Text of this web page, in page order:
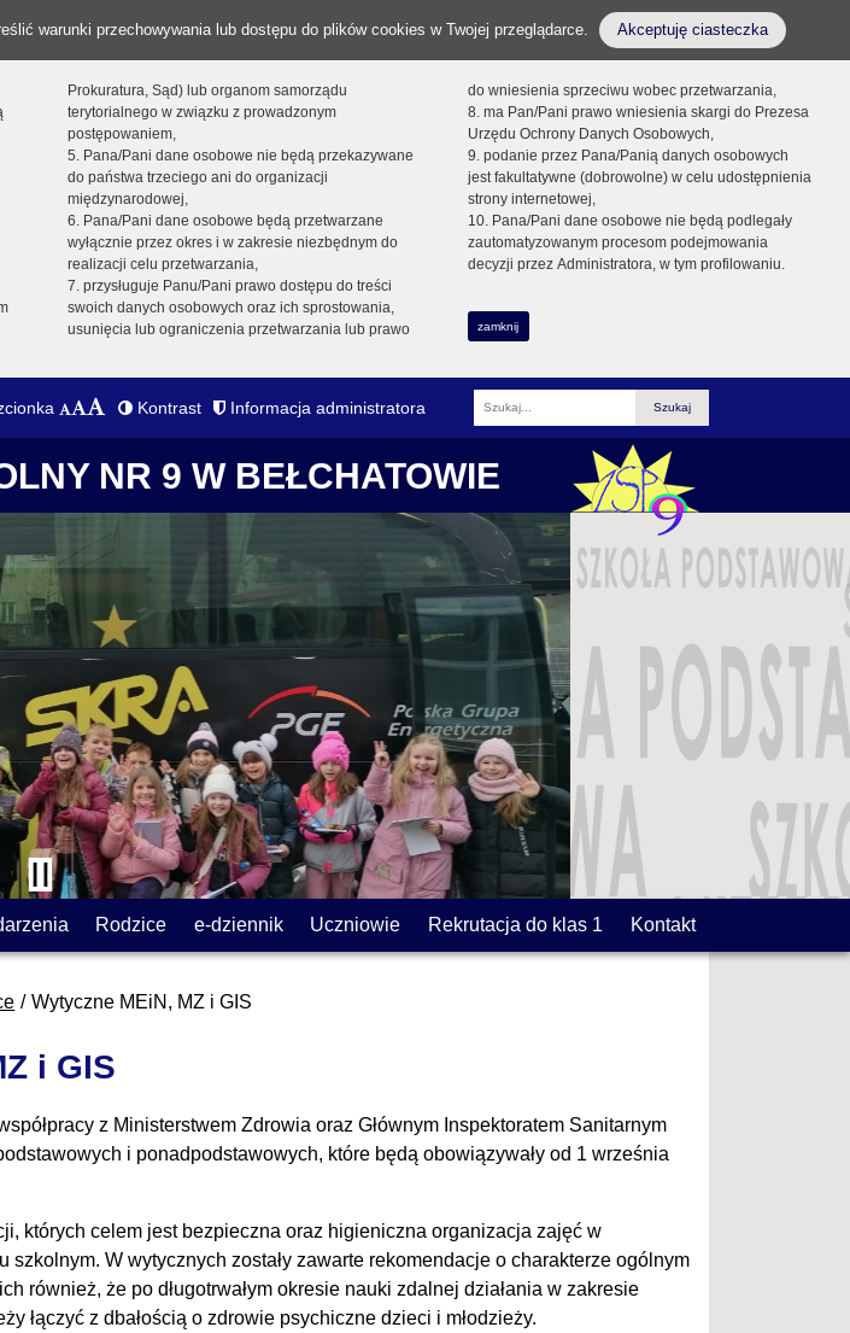
warunki przechowywania lub dostępu do plików cookies w Twojej przeglądarce. Akceptuję ciasteczka
Prokuratura, Sąd) lub organom samorządu
terytorialnego w związku z prowadzonym
postępowaniem,
5. Pana/Pani dane osobowe nie będą przekazywane
do państwa trzeciego ani do organizacji
międzynarodowej,
6. Pana/Pani dane osobowe będą przetwarzane
wyłącznie przez okres i w zakresie niezbędnym do
realizacji celu przetwarzania,
7. przysługuje Panu/Pani prawo dostępu do treści
swoich danych osobowych oraz ich sprostowania,
usunięcia lub ograniczenia przetwarzania lub prawo
do wniesienia sprzeciwu wobec przetwarzania,
8. ma Pan/Pani prawo wniesienia skargi do Prezesa
Urzędu Ochrony Danych Osobowych,
9. podanie przez Pana/Panią danych osobowych
jest fakultatywne (dobrowolne) w celu udostępnienia
strony internetowej,
10. Pana/Pani dane osobowe nie będą podlegały
zautomatyzowanym procesom podejmowania
decyzji przez Administratora, w tym profilowaniu.
zamknij
Kontrast Informacja administratora
Fraza
NR 9 W BEŁCHATOWIE
Rodzice e-dziennik Uczniowie Rekrutacja do klas 1 Kontakt
Wytyczne MEiN, MZ i GIS
i GIS
z Ministerstwem Zdrowia oraz Głównym Inspektoratem Sanitarnym
i ponadpodstawowych, które będą obowiązywały od 1 września
których celem jest bezpieczna oraz higieniczna organizacja zajęć w
szkolnym. W wytycznych zostały zawarte rekomendacje o charakterze ogólnym
również, że po długotrwałym okresie nauki zdalnej działania w zakresie
łączyć z dbałością o zdrowie psychiczne dzieci i młodzieży.